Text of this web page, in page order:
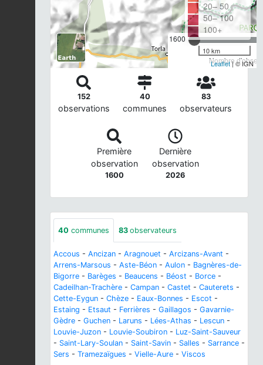
1600
Nombre
20– 50
50– 100
100+
10 km
Leaflet| © IGN
152
observations
40
communes
83
observateurs
Première
observation
1600
Dernière
observation
2026
40 communes 83 observateurs
Accous - Ancizan - Aragnouet - Arcizans-Avant -
Arrens-Marsous - Aste-Béon - Aulon - Bagnères-de-
Bigorre - Barèges - Beaucens - Béost - Borce -
Cadeilhan-Trachère - Campan - Castet - Cauterets -
Cette-Eygun - Chèze - Eaux-Bonnes - Escot -
Estaing - Etsaut - Ferrières - Gaillagos - Gavarnie-
Gèdre - Guchen - Laruns - Lées-Athas - Lescun -
Louvie-Juzon - Louvie-Soubiron - Luz-Saint-Sauveur
- Saint-Lary-Soulan - Saint-Savin - Salles - Sarrance -
Sers - Tramezaïgues - Vielle-Aure - Viscos